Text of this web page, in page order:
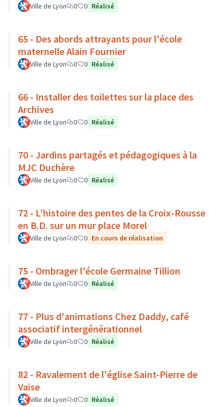
Ville de Lyon 0 0 Réalisé
65 - Des abords attrayants pour l'école
maternelle Alain Fournier
Ville de Lyon 0 0 Réalisé
66 - Installer des toilettes sur la place des
Archives
Ville de Lyon 0 0 Réalisé
70 - Jardins partagés et pédagogiques à la
MJC Duchère
Ville de Lyon 0 0 Réalisé
72 - L'histoire des pentes de la Croix-Rousse
en B.D. sur un mur place Morel
Ville de Lyon 0 0 En cours de réalisation
75 - Ombrager l'école Germaine Tillion
Ville de Lyon 0 0 Réalisé
77 - Plus d'animations Chez Daddy, café
associatif intergénérationnel
Ville de Lyon 0 0 Réalisé
82 - Ravalement de l'église Saint-Pierre de
Vaise
Ville de Lyon 0 0 Réalisé